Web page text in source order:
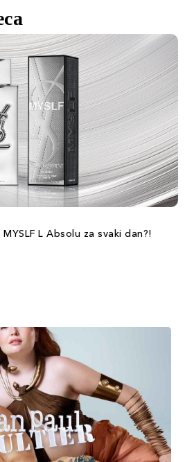
L Absolu za svaki dan?!